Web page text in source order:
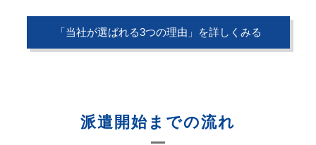
「当社が選ばれる3つの理由」を詳しくみる
派遣開始までの流れ